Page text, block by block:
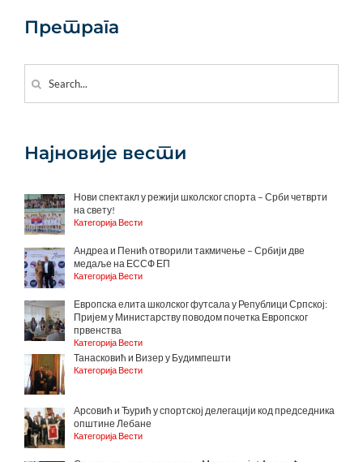
Претрага
for:
Најновије вести
Нови спектакл у режији школског спорта – Срби четврти
на свету!
Категорија Вести
Андреа и Пенић отворили такмичење – Србији две
медаље на ЕССФ ЕП
Категорија Вести
Европска елита школског футсала у Републици Српској:
Пријем у Министарству поводом почетка Европског
првенства
Категорија Вести
Танасковић и Визер у Будимпешти
Категорија Вести
Арсовић и Ђурић у спортској делегацији код председника
општине Лебане
Категорија Вести